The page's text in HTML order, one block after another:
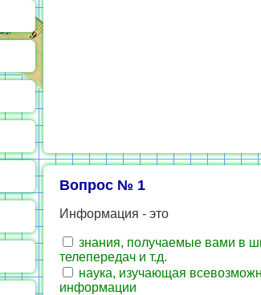
Вопрос № 1
Информация - это
знания, получаемые вами в
телепередач и т.д.
наука, изучающая
информации